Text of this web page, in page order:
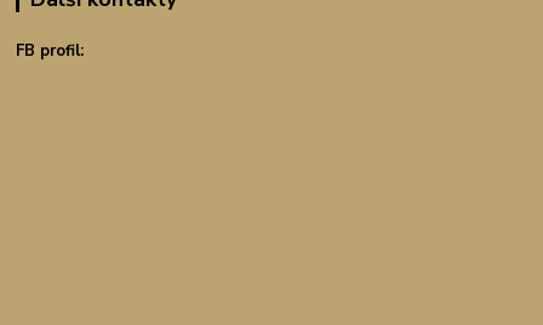
FB profil: